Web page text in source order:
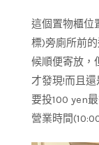
這個置物櫃位
標)旁廁所前
候順便寄放，
才發現!而且
要投100 yen
營業時間